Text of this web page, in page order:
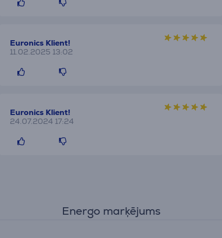
Euronics Klient!
11.02.2025 13:02
Euronics Klient!
24.07.2024 17:24
Energo marķējums